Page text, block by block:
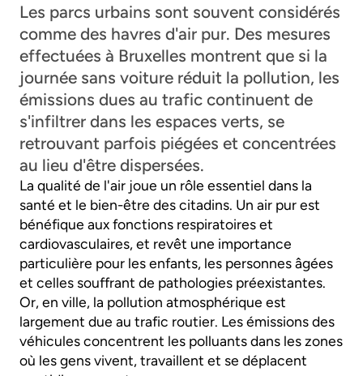
Les parcs urbains sont souvent considérés
comme des havres d'air pur. Des mesures
effectuées à Bruxelles montrent que si la
journée sans voiture réduit la pollution, les
émissions dues au trafic continuent de
s'infiltrer dans les espaces verts, se
retrouvant parfois piégées et concentrées
au lieu d'être dispersées.
La qualité de l'air joue un rôle essentiel dans la
santé et le bien-être des citadins. Un air pur est
bénéfique aux fonctions respiratoires et
cardiovasculaires, et revêt une importance
particulière pour les enfants, les personnes âgées
et celles souffrant de pathologies préexistantes.
Or, en ville, la pollution atmosphérique est
largement due au trafic routier. Les émissions des
véhicules concentrent les polluants dans les zones
où les gens vivent, travaillent et se déplacent